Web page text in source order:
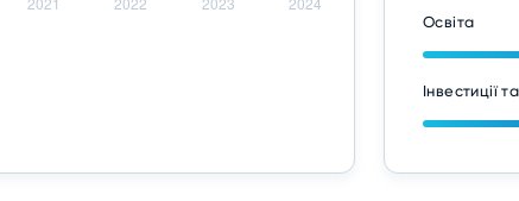
Освіта
Інвестиції